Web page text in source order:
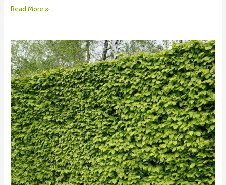
Read More »
Taille
des
haies